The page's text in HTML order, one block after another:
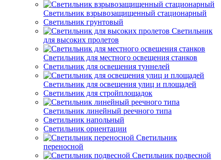
Светильник взрывозащищенный стационарный
Светильник грунтовый
Светильник
для высоких пролетов
Светильник для местного освещения станков
Светильник для освещения туннелей
Светильник для освещения улиц и площадей
Светильник для стройплощадок
Светильник линейный реечного типа
Светильник напольный
Светильник ориентации
Светильник
переносной
Светильник подвесной